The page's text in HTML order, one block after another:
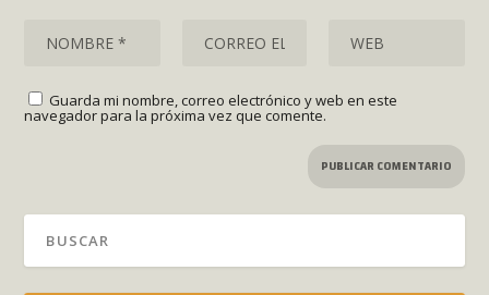
Guarda mi nombre, correo electrónico y web en este
navegador para la próxima vez que comente.